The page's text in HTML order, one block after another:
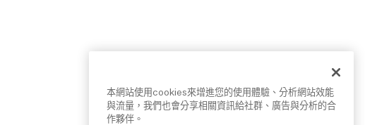
本網站使用cookies來增進您的使用體驗、分析網站效能
與流量，我們也會分享相關資訊給社群、廣告與分析的合
作夥伴。